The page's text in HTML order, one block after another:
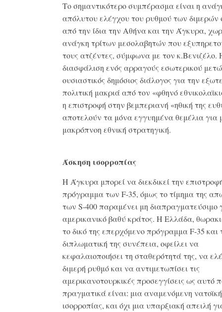
Το σημαντικότερο συμπέρασμα είναι η
απόλυτου ελέγχου του ρυθμού των διμερών
από την ίδια την Αθήνα και την Άγκυρα,
ανάγκη τρίτων μεσολαβητών που
τους ατζέντες, σύμφωνα με τον κ.Βενιζέλο.
διασφάλιση ενός αρραγούς εσωτερικού
ουσιαστικός δημόσιος διάλογος για την
πολιτική μακριά από τον «φθηνό
η επιστροφή στην βεμπεριανή «ηθική της
αποτελούν τα μόνα εγγυημένα θεμέλια για
μακρόπνοη εθνική στρατηγική.
Άσκηση ισορροπίας
Η Άγκυρα μπορεί να διεκδικεί την
πρόγραμμα των F-35, όμως το τίμημα της
των S-400 παραμένει μη διαπραγματεύσιμο
αμερικανικό βαθύ κράτος. Η Ελλάδα,
το δικό της επερχόμενο πρόγραμμα F-35 και
διπλωματική της συνέπεια, οφείλει να
κεφαλαιοποιήσει τη σταθερότητά της, να
διμερή ρυθμό και να αντιμετωπίσει τις
αμερικανοτουρκικές προσεγγίσεις ως αυτό
πραγματικά είναι: μια αναμενόμενη
ισορροπίας, και όχι μια υπαρξιακή απειλή